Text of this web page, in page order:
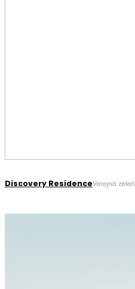
Discovery ResidenceVerejná zeleň